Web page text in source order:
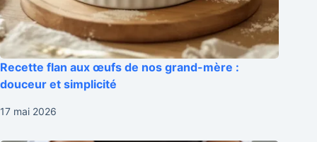
Recette flan aux œufs de nos grand-mère :
douceur et simplicité
17 mai 2026